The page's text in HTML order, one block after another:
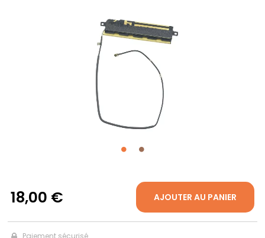
18,00 € AJOUTER AU PANIER
Paiement sécurisé
FR